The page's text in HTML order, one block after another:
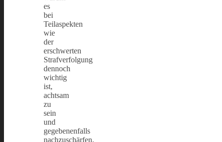
es
bei
Teilaspekten
wie
der
erschwerten
Strafverfolgung
dennoch
wichtig
ist,
achtsam
zu
sein
und
gegebenenfalls
nachzuschärfen.